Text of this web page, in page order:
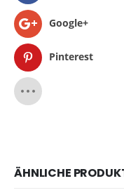
Google+
Pinterest
ÄHNLICHE